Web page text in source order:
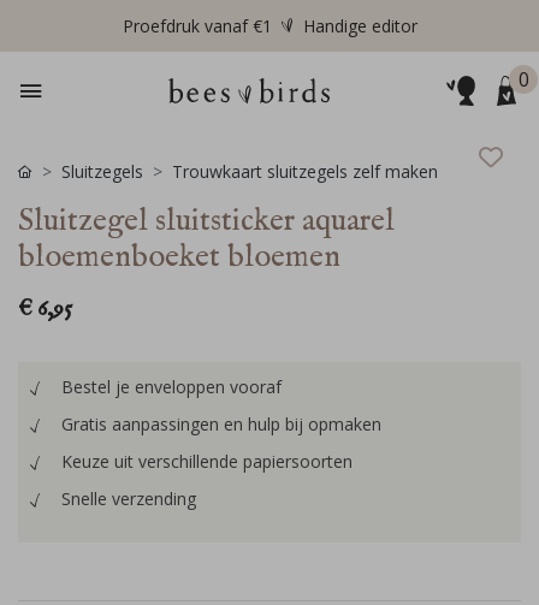
Proefdruk vanaf €1 Handige editor
0
Sluitzegels Trouwkaart sluitzegels zelf maken
Sluitzegel sluitsticker aquarel
bloemenboeket bloemen
€ 6,95
Bestel je enveloppen vooraf
Gratis aanpassingen en hulp bij opmaken
Keuze uit verschillende papiersoorten
Snelle verzending